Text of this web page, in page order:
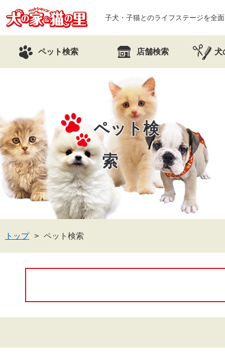
子犬・子猫とのライフステージを全
ペット検索 店舗検索 犬
ペット検
索
トップ ペット検索